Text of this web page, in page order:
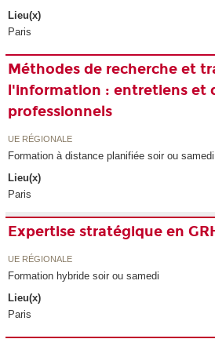
Lieu(x)
Paris
Méthodes de recherche et
l'information : entretiens et
professionnels
UE RÉGIONALE
Formation à distance planifiée soir ou samedi
Lieu(x)
Paris
Expertise stratégique en
UE RÉGIONALE
Formation hybride soir ou samedi
Lieu(x)
Paris